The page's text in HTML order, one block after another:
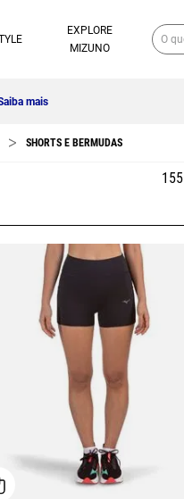
EXPLORE
MIZUNO
mais
SHORTS E BERMUDAS
155